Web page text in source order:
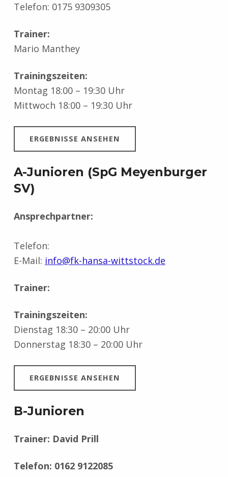
Telefon: 0175 9309305
Trainer:
Mario Manthey
Trainingszeiten:
Montag 18:00 – 19:30 Uhr
Mittwoch 18:00 – 19:30 Uhr
ERGEBNISSE ANSEHEN
A-Junioren (SpG Meyenburger
SV)
Ansprechpartner:
Telefon:
E-Mail: info@fk-hansa-wittstock.de
Trainer:
Trainingszeiten:
Dienstag 18:30 – 20:00 Uhr
Donnerstag 18:30 – 20:00 Uhr
ERGEBNISSE ANSEHEN
B-Junioren
Trainer: David Prill
Telefon: 0162 9122085